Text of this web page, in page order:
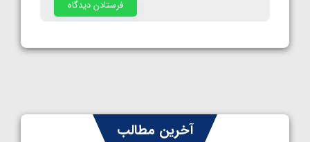
آخرین مطالب